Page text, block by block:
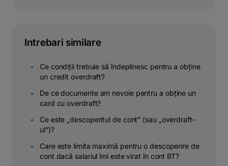
Intrebari similare
Ce condiții trebuie să îndeplinesc pentru a obține
un credit overdraft?
De ce documente am nevoie pentru a obține un
card cu overdraft?
Ce este „descoperitul de cont” (sau „overdraft-
ul”)?
Care este limita maximă pentru o descoperire de
cont dacă salariul îmi este virat în cont BT?